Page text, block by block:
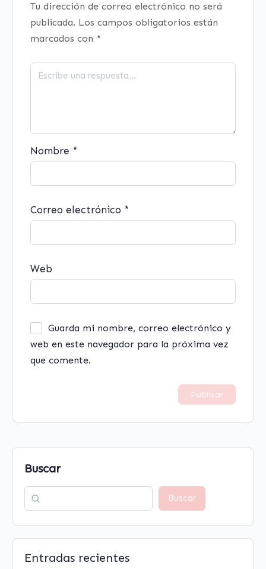
Tu dirección de correo electrónico no será
publicada. Los campos obligatorios están
marcados con *
Nombre *
Correo electrónico *
Web
Guarda mi nombre, correo electrónico y
web en este navegador para la próxima vez
que comente.
Buscar
Buscar
Entradas recientes